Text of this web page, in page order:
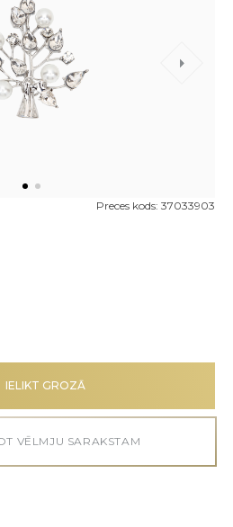
Preces kods: 37033903
IELIKT GROZĀ
VĒLMJU SARAKSTAM